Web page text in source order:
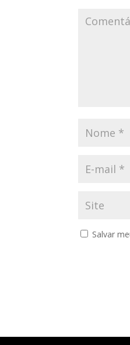
Salvar